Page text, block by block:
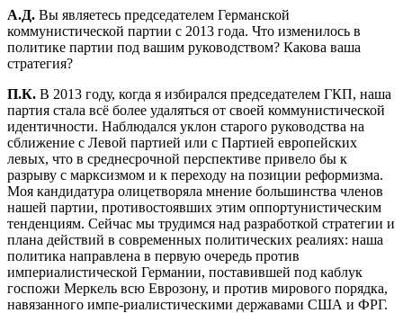
А.Д. Вы являетесь председателем Германской
коммунистической партии с 2013 года. Что изменилось в
политике партии под вашим руководством? Какова ваша
стратегия?
П.К. В 2013 году, когда я избирался председателем ГКП, наша
партия стала всё более удаляться от своей коммунистической
идентичности. Наблюдался уклон старого руководства на
сближение с Левой партией или с Партией европейских
левых, что в среднесрочной перспективе привело бы к
разрыву с марксизмом и к переходу на позиции реформизма.
Моя кандидатура олицетворяла мнение большинства членов
нашей партии, противостоявших этим оппортунистическим
тенденциям. Сейчас мы трудимся над разработкой стратегии и
плана действий в современных политических реалиях: наша
политика направлена в первую очередь против
империалистической Германии, поставившей под каблук
госпожи Меркель всю Еврозону, и против мирового порядка,
навязанного импе-риалистическими державами США и ФРГ.